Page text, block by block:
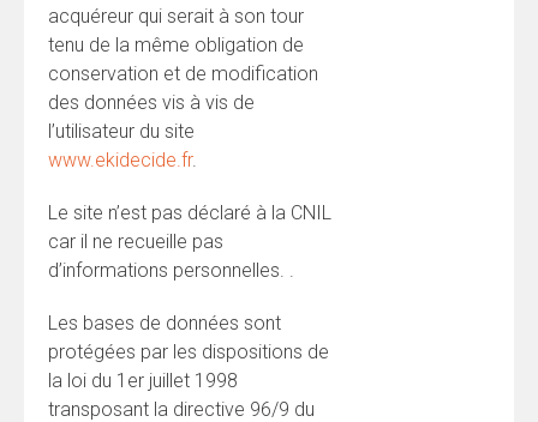
acquéreur qui serait à son tour
tenu de la même obligation de
conservation et de modification
des données vis à vis de
l’utilisateur du site
www.ekidecide.fr.
Le site n’est pas déclaré à la CNIL
car il ne recueille pas
d’informations personnelles. .
Les bases de données sont
protégées par les dispositions de
la loi du 1er juillet 1998
transposant la directive 96/9 du